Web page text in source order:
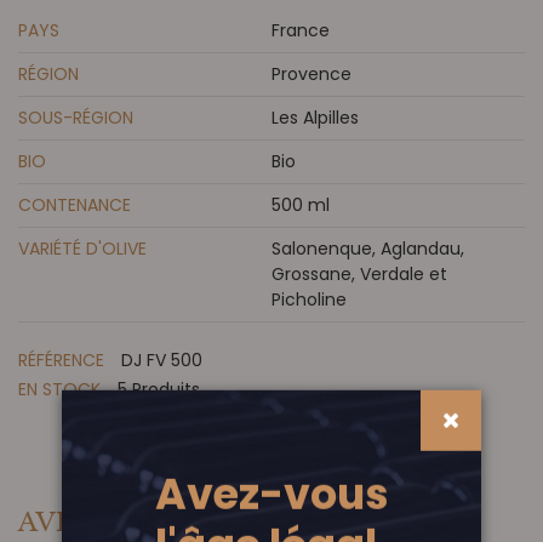
PAYS
France
RÉGION
Provence
SOUS-RÉGION
Les Alpilles
BIO
Bio
CONTENANCE
500 ml
VARIÉTÉ D'OLIVE
Salonenque, Aglandau,
Grossane, Verdale et
Picholine
RÉFÉRENCE
DJ FV 500
EN STOCK
5 Produits
AVIS DE NOS CLIENTS (0)
Avez-vous